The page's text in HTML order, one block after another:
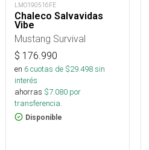
LMO190516FE
Chaleco Salvavidas
Vibe
Mustang Survival
$ 176.990
en 6cuotas de $29.498sin
interés
ahorras $7.080 por
transferencia.
Disponible